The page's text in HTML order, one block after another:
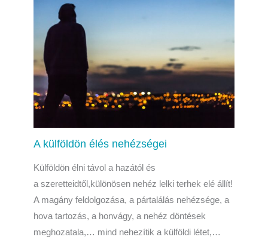
A külföldön élés nehézségei
Külföldön élni távol a hazától és
a szeretteidtől,különösen nehéz lelki terhek elé állít!
A magány feldolgozása, a pártalálás nehézsége, a
hova tartozás, a honvágy, a nehéz döntések
meghozatala,… mind nehezítik a külföldi létet,…